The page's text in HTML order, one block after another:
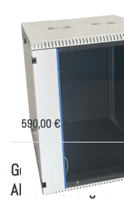
Low Noise 19 Zoll
Wall-Rack 600 tief,
von 12 bis 21 HE
Gedämmter, 19 Zoll
mit aktiver Kühlung
590,00 € *
bis 21
Gedämmter 19
Akustiklösung für